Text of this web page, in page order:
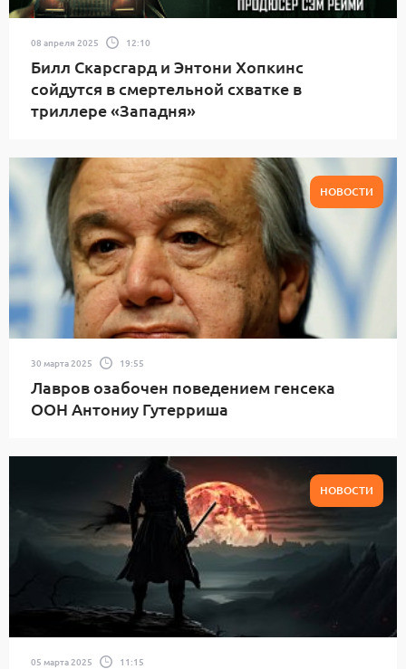
08 апреля 2025 12:10
Билл Скарсгард и Энтони Хопкинс
сойдутся в смертельной схватке в
триллере «Западня»
НОВОСТИ
30 марта 2025 19:55
Лавров озабочен поведением генсека
ООН Антониу Гутерриша
НОВОСТИ
05 марта 2025 11:15